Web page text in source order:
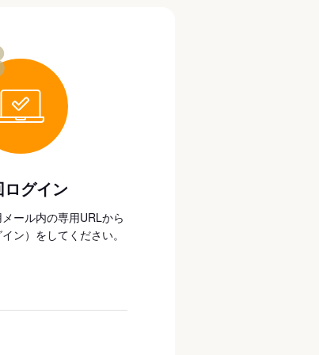
グイン
ール内の専用URLから
ン）をしてください。